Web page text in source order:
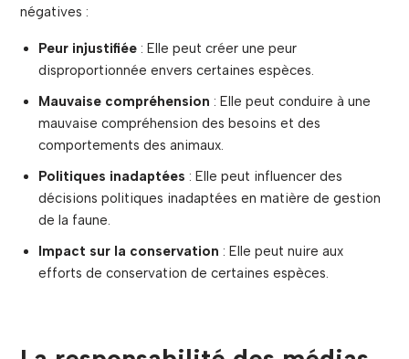
négatives :
Peur injustifiée : Elle peut créer une peur
disproportionnée envers certaines espèces.
Mauvaise compréhension : Elle peut conduire à une
mauvaise compréhension des besoins et des
comportements des animaux.
Politiques inadaptées : Elle peut influencer des
décisions politiques inadaptées en matière de gestion
de la faune.
Impact sur la conservation : Elle peut nuire aux
efforts de conservation de certaines espèces.